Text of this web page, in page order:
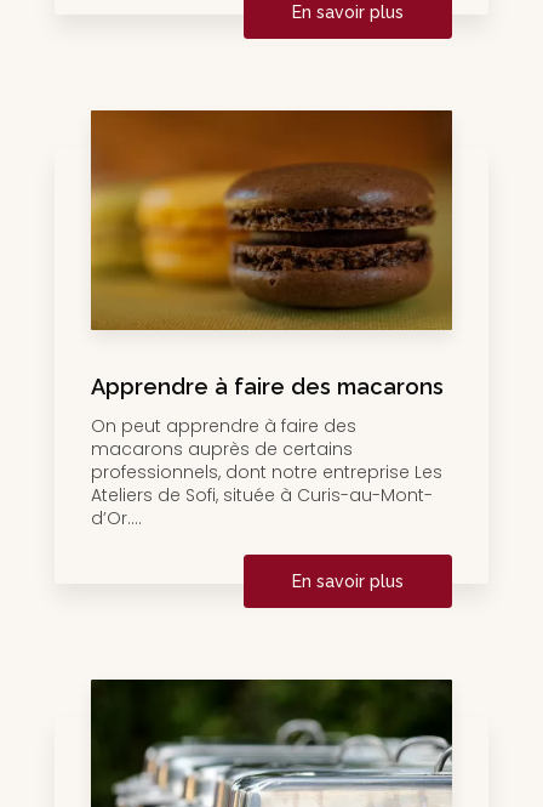
En savoir plus
Apprendre à faire des macarons
On peut apprendre à faire des
macarons auprès de certains
professionnels, dont notre entreprise Les
Ateliers de Sofi, située à Curis-au-Mont-
d’Or....
En savoir plus